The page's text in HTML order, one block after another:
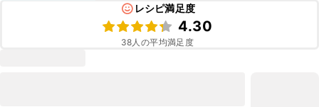
レシピ満足度
4.30
38人の平均満足度